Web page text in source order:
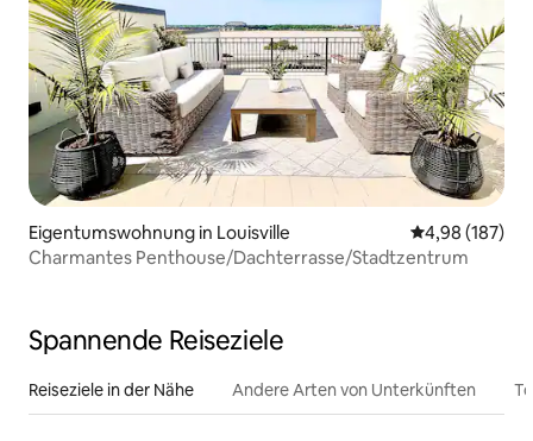
Eigentumswohnung in Louisville
4,98 (187)
Charmantes Penthouse/Dachterrasse/Stadtzentrum
Spannende Reiseziele
Reiseziele in der Nähe Andere Arten von Unterkünften